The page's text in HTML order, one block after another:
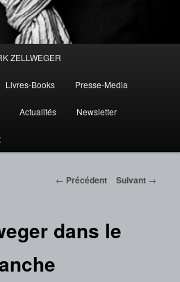
ZELLWEGER
Livres-Books Presse-Media
Actualités Newsletter
Navigation
← Précédent Suivant →
dans le